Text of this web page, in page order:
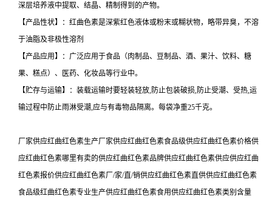
深层培养液中提取、结晶、精制得到的产物。
【产品性状】：红曲色素是深紫红色液体或粉末或糊状物，略带异臭，不溶
于油脂及非极性溶剂
【产品应用】：广泛应用于食品（肉制品、豆制品、酒、果汁、饮料、糖
果、糕点）、医药、化妆品等行业中。
【贮存与运输】：装载运输时要轻装轻放,防止包装破损,防止受潮、受热,运
输过程中防止雨淋受潮,应与有毒物品隔离。每袋净重25千克。
厂家供应红曲红色素生产厂家供应红曲红色素食品级供应红曲红色素价格供
应红曲红色素哪里有卖的供应红曲红色素品牌供应红曲红色素供应供应红曲
红色素报价供应红曲红色素厂/家/直/销供应红曲红色素直供供应红曲红色素
食品级红曲红色素专业生产供应红曲红色素食用供应红曲红色素类别含量